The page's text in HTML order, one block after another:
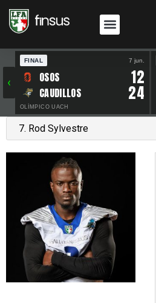
‹
FINAL 7 jun.
OSOS 12
CAUDILLOS 24
OLÍMPICO UACH